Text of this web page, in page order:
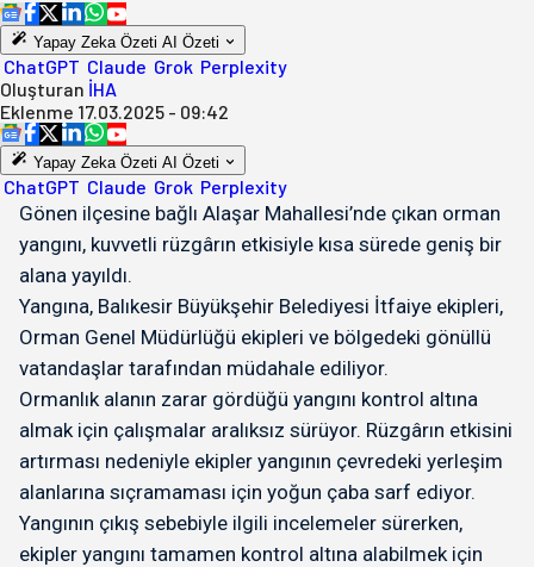
Yapay Zeka Özeti AI Özeti
ChatGPT Claude Grok Perplexity
Oluşturan İHA
Eklenme 17.03.2025 - 09:42
Yapay Zeka Özeti AI Özeti
ChatGPT Claude Grok Perplexity
Gönen ilçesine bağlı Alaşar Mahallesi’nde çıkan orman
yangını, kuvvetli rüzgârın etkisiyle kısa sürede geniş bir
alana yayıldı.
Yangına, Balıkesir Büyükşehir Belediyesi İtfaiye ekipleri,
Orman Genel Müdürlüğü ekipleri ve bölgedeki gönüllü
vatandaşlar tarafından müdahale ediliyor.
Ormanlık alanın zarar gördüğü yangını kontrol altına
almak için çalışmalar aralıksız sürüyor. Rüzgârın etkisini
artırması nedeniyle ekipler yangının çevredeki yerleşim
alanlarına sıçramaması için yoğun çaba sarf ediyor.
Yangının çıkış sebebiyle ilgili incelemeler sürerken,
ekipler yangını tamamen kontrol altına alabilmek için